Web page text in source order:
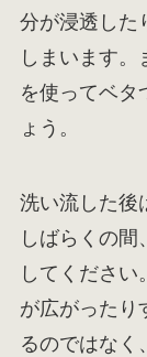
分が浸透した
しまいます。
を使ってベタ
ょう。
洗い流した後
しばらくの
してくださ
が広がったり
るのではなく